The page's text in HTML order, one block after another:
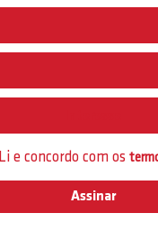
Li e concordo com os